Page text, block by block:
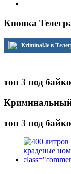
Кнопка
Kriminal.lv в
топ 3 под
топ 3 под